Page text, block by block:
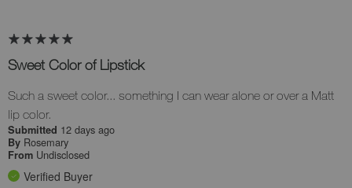
Sweet Color of Lipstick
Such a sweet color... something I can wear alone or over a Matt
lip color.
Submitted 12 days ago
By Rosemary
From Undisclosed
Verified Buyer